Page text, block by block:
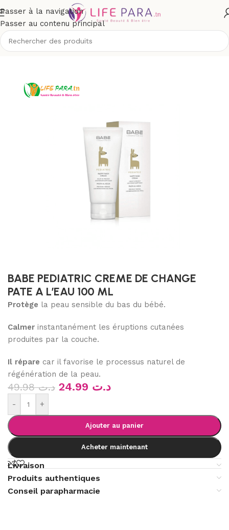
Passer à la navigation
Passer au contenu principal
Boutique/Bébé et maman/Change de bébé/Soins du siège
BABE PEDIATRIC CREME DE CHANGE
PATE A L’EAU 100 ML
Protège la peau sensible du bas du bébé.
Calmer instantanément les éruptions cutanées
produites par la couche.
Il répare car il favorise le processus naturel de
régénération de la peau.
د.ت49.98 د.ت
- +
Ajouter au panier
Acheter maintenant
Livraison
Produits authentiques
Conseil parapharmacie